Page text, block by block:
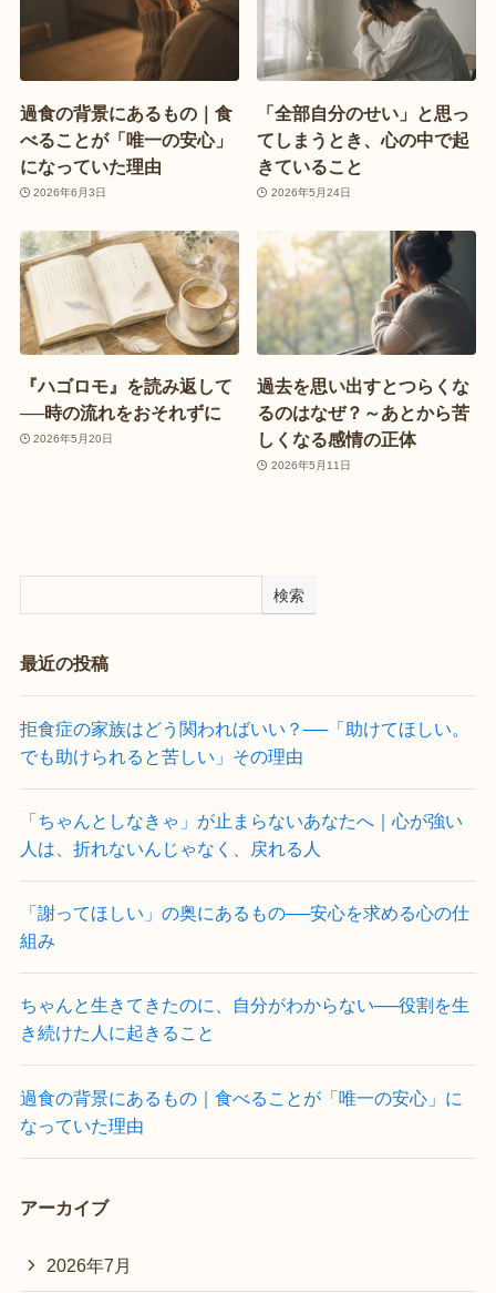
過食の背景にあるもの｜食
べることが「唯一の安心」
になっていた理由
2026年6月3日
「全部自分のせい」と思っ
てしまうとき、心の中で起
きていること
2026年5月24日
『ハゴロモ』を読み返して
──時の流れをおそれずに
2026年5月20日
過去を思い出すとつらくな
るのはなぜ？～あとから苦
しくなる感情の正体
2026年5月11日
検索
最近の投稿
拒食症の家族はどう関わればいい？──「助けてほしい。
でも助けられると苦しい」その理由
「ちゃんとしなきゃ」が止まらないあなたへ｜心が強い
人は、折れないんじゃなく、戻れる人
「謝ってほしい」の奥にあるもの──安心を求める心の仕
組み
ちゃんと生きてきたのに、自分がわからない──役割を生
き続けた人に起きること
過食の背景にあるもの｜食べることが「唯一の安心」に
なっていた理由
アーカイブ
2026年7月